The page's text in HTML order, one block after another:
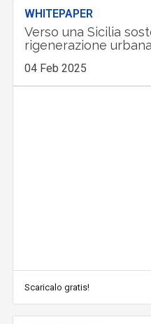
WHITEPAPER
Verso una Sicilia
rigenerazione urbana
04 Feb 2025
Scaricalo gratis!